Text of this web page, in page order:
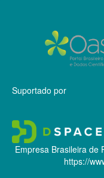
Suportado por
Empresa Brasileira de
https://